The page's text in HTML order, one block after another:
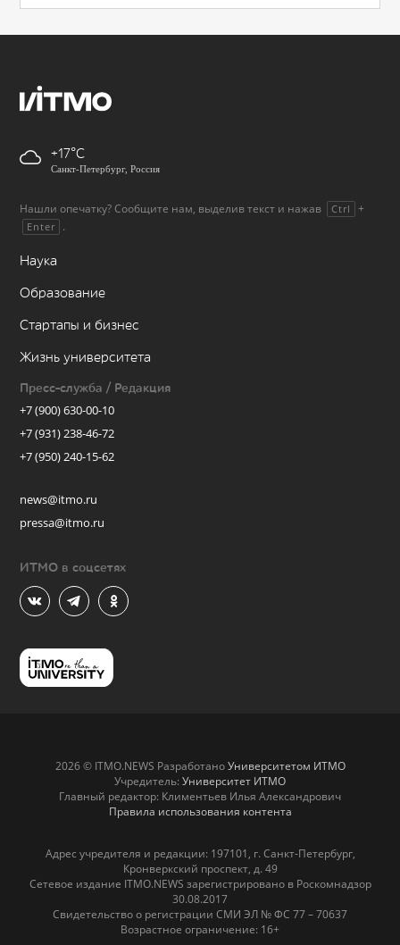
+17
Санкт-Петербург, Россия
Нашли опечатку? Сообщите нам, выделив текст и нажав Ctrl +
Enter .
Наука
Образование
Стартапы и бизнес
Жизнь университета
Пресс-служба / Редакция
+7 (900) 630-00-10
+7 (931) 238-46-72
+7 (950) 240-15-62
news@itmo.ru
pressa@itmo.ru
ИТМО в соцсетях
2026 © ITMO.NEWS РазработаноУниверситетом ИТМО
Учредитель: Университет ИТМО
Главный редактор: Климентьев Илья Александрович
Правила использования контента
Адрес учредителя и редакции: 197101, г. Санкт-Петербург,
Кронверкский проспект, д. 49
Сетевое издание ITMO.NEWS зарегистрировано в Роскомнадзор
30.08.2017
Свидетельство о регистрации СМИ ЭЛ № ФС 77 – 70637
Возрастное ограничение: 16+